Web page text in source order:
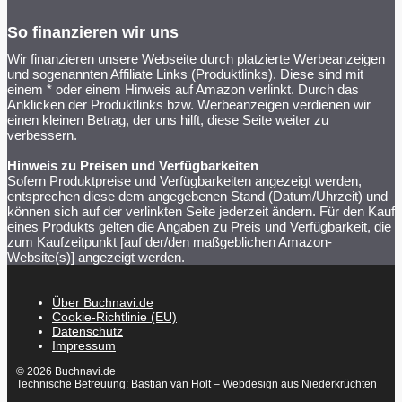
So finanzieren wir uns
Wir finanzieren unsere Webseite durch platzierte Werbeanzeigen
und sogenannten Affiliate Links (Produktlinks). Diese sind mit
einem * oder einem Hinweis auf Amazon verlinkt. Durch das
Anklicken der Produktlinks bzw. Werbeanzeigen verdienen wir
einen kleinen Betrag, der uns hilft, diese Seite weiter zu
verbessern.
Hinweis zu Preisen und Verfügbarkeiten
Sofern Produktpreise und Verfügbarkeiten angezeigt werden,
entsprechen diese dem angegebenen Stand (Datum/Uhrzeit) und
können sich auf der verlinkten Seite jederzeit ändern. Für den Kauf
eines Produkts gelten die Angaben zu Preis und Verfügbarkeit, die
zum Kaufzeitpunkt [auf der/den maßgeblichen Amazon-
Website(s)] angezeigt werden.
Über Buchnavi.de
Cookie-Richtlinie (EU)
Datenschutz
Impressum
© 2026 Buchnavi.de
Technische Betreuung: Bastian van Holt – Webdesign aus Niederkrüchten